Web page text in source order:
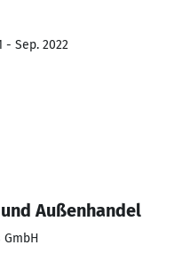
- Sep. 2022
Außenhandel
GmbH